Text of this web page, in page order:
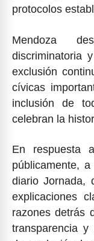
protocolos
Mendoza
discriminatoria
exclusión
cívicas
inclusión de
celebran la
En respuesta
públicamente,
diario Jornada,
explicaciones
razones detrás
transparencia